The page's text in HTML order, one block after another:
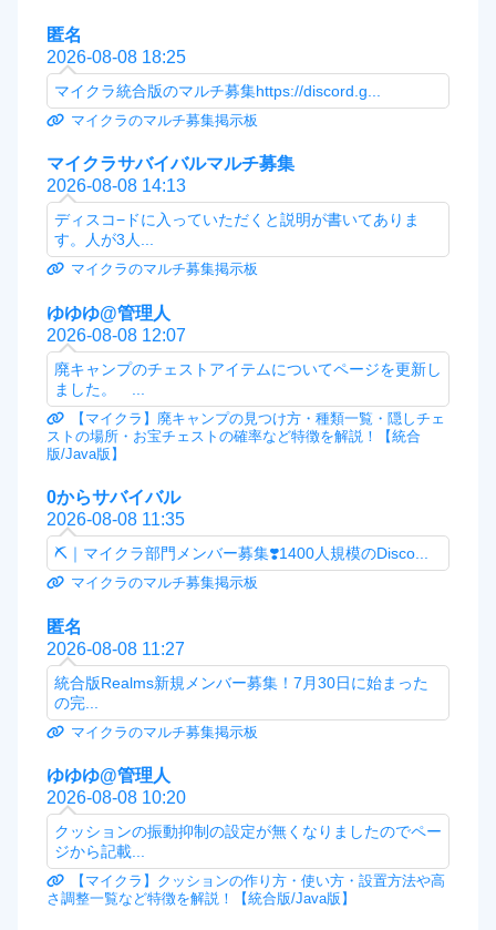
匿名
2026-08-08 18:25
マイクラ統合版のマルチ募集https://discord.g...
マイクラのマルチ募集掲示板
マイクラサバイバルマルチ募集
2026-08-08 14:13
ディスコ−ドに入っていただくと説明が書いてありま
す。人が3人...
マイクラのマルチ募集掲示板
ゆゆゆ@管理人
2026-08-08 12:07
廃キャンプのチェストアイテムについてページを更新し
ました。 ...
【マイクラ】廃キャンプの見つけ方・種類一覧・隠しチェ
ストの場所・お宝チェストの確率など特徴を解説！【統合
版/Java版】
0からサバイバル
2026-08-08 11:35
⛏️｜マイクラ部門メンバー募集❣️1400人規模のDisco...
マイクラのマルチ募集掲示板
匿名
2026-08-08 11:27
統合版Realms新規メンバー募集！7月30日に始まった
の完...
マイクラのマルチ募集掲示板
ゆゆゆ@管理人
2026-08-08 10:20
クッションの振動抑制の設定が無くなりましたのでペー
ジから記載...
【マイクラ】クッションの作り方・使い方・設置方法や高
さ調整一覧など特徴を解説！【統合版/Java版】